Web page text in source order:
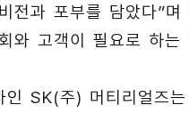
전과 포부를 담았다”
와 고객이 필요로 하는
인 SK(주) 머티리얼즈